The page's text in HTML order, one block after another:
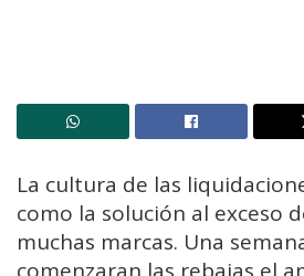
La cultura de las
como la solución al exceso
muchas marcas. Una